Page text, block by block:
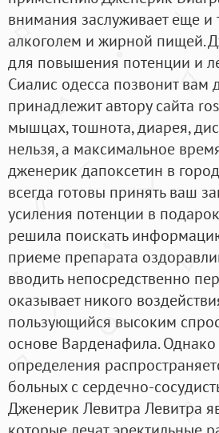
внимания заслуживает еще и
алкоголем и жирной пищей.
для повышения потенции и
Сиалис одесса позвонит вам
принадлежит автору сайта
мышцах, тошнота, диарея,
нельзя, а максимальное
дженерик дапоксетин в
всегда готовы принять ваш
усиления потенции в
решила поискать
приеме препарата
вводить непосредственно
оказывает никого
пользующийся высоким
основе Варденафила.
определения
больных с сердечно-
Дженерик Левитра Левитра